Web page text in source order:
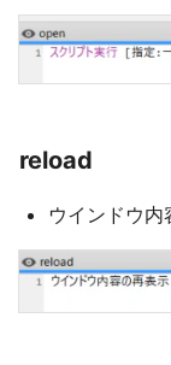
reload
ウインドウ内